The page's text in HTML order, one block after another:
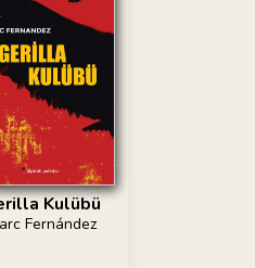
Kulübü
Fernández